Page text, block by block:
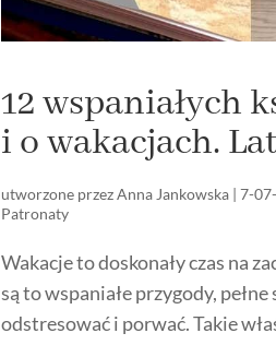
12 wspaniałych
i o wakacjach.
utworzone przezAnna Jankowska |7-
Patronaty
Wakacje to doskonały czas na
są to wspaniałe przygody,
odstresować i porwać. Takie